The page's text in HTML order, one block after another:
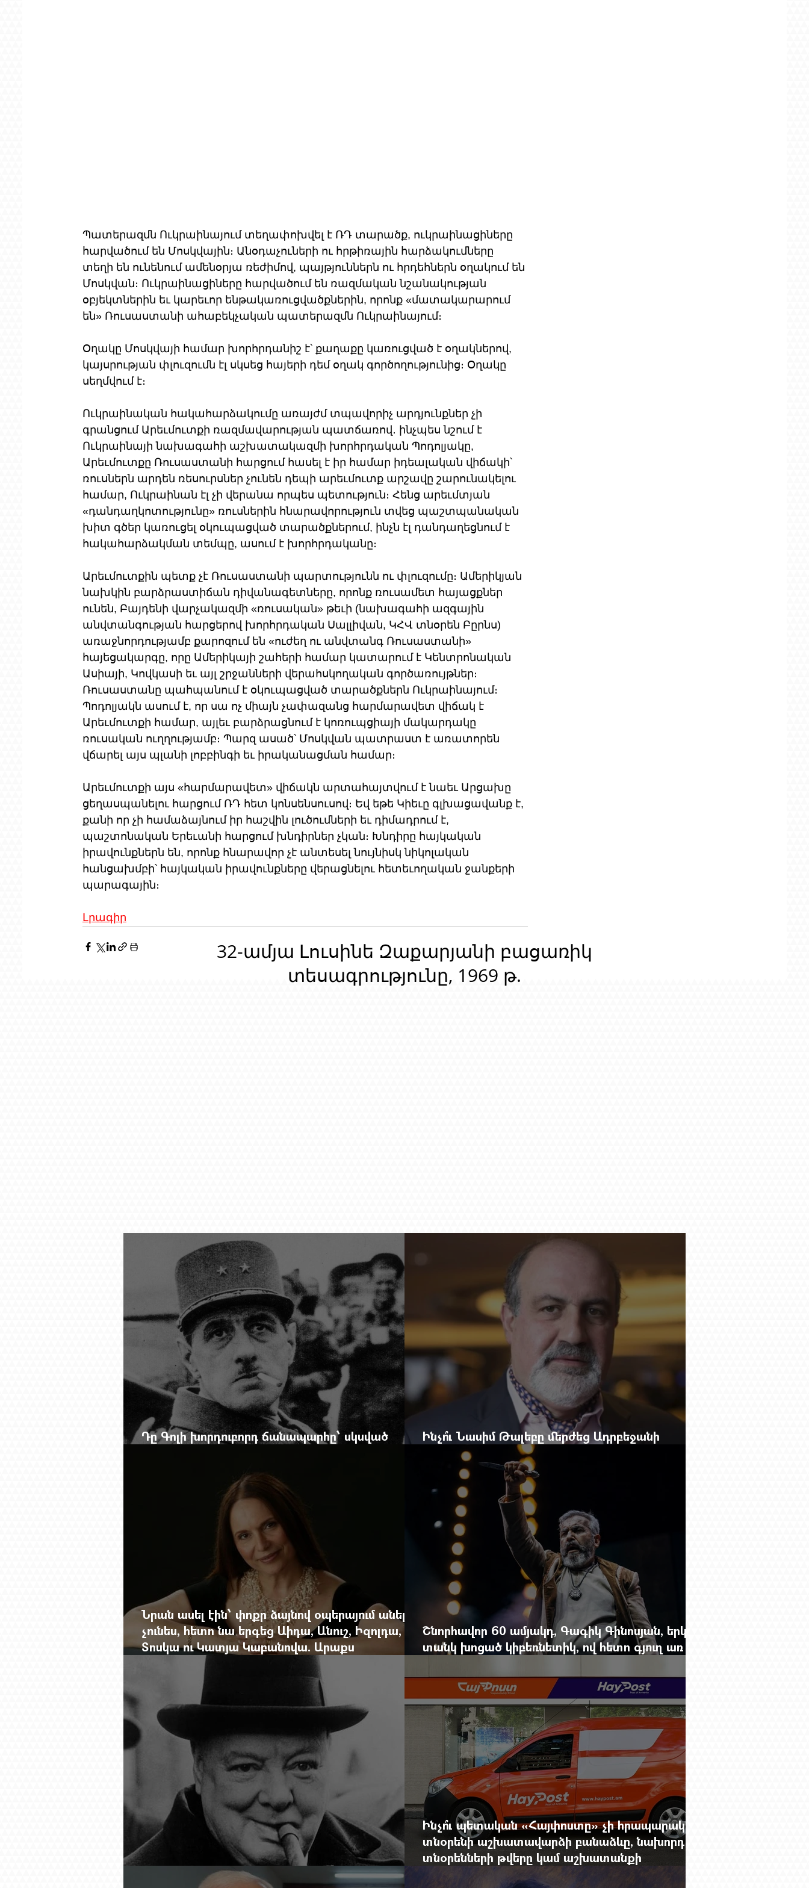
Պատերազմն Ուկրաինայում տեղափոխվել է ՌԴ տարածք, ուկրաինացիները
հարվածում են Մոսկվային։ Անօդաչուների ու հրթիռային հարձակումները
տեղի են ունենում ամենօրյա ռեժիմով, պայթյուններն ու հրդեհներն օղակում են
Մոսկվան։ Ուկրաինացիները հարվածում են ռազմական նշանակության
օբյեկտներին եւ կարեւոր ենթակառուցվածքներին, որոնք «մատակարարում
են» Ռուսաստանի ահաբեկչական պատերազմն Ուկրաինայում։
Օղակը Մոսկվայի համար խորհրդանիշ է՝ քաղաքը կառուցված է օղակներով,
կայսրության փլուզումն էլ սկսեց հայերի դեմ օղակ գործողությունից։ Օղակը
սեղմվում է։
Ուկրաինական հակահարձակումը առայժմ տպավորիչ արդյունքներ չի
գրանցում Արեւմուտքի ռազմավարության պատճառով․ ինչպես նշում է
Ուկրաինայի նախագահի աշխատակազմի խորհրդական Պոդոլյակը,
Արեւմուտքը Ռուսաստանի հարցում հասել է իր համար իդեալական վիճակի՝
ռուսներն արդեն ռեսուրսներ չունեն դեպի արեւմուտք արշավը շարունակելու
համար, Ուկրաինան էլ չի վերանա որպես պետություն։ Հենց արեւմտյան
«դանդաղկոտությունը» ռուսներին հնարավորություն տվեց պաշտպանական
խիտ գծեր կառուցել օկուպացված տարածքներում, ինչն էլ դանդաղեցնում է
հակահարձակման տեմպը, ասում է խորհրդականը։
Արեւմուտքին պետք չէ Ռուսաստանի պարտությունն ու փլուզումը։ Ամերիկյան
նախկին բարձրաստիճան դիվանագետները, որոնք ռուսամետ հայացքներ
ունեն, Բայդենի վարչակազմի «ռուսական» թեւի (նախագահի ազգային
անվտանգության հարցերով խորհրդական Սալլիվան, ԿՀՎ տնօրեն Բըրնս)
առաջնորդությամբ քարոզում են «ուժեղ ու անվտանգ Ռուսաստանի»
հայեցակարգը, որը Ամերիկայի շահերի համար կատարում է Կենտրոնական
Ասիայի, Կովկասի եւ այլ շրջանների վերահսկողական գործառույթներ։
Ռուսաստանը պահպանում է օկուպացված տարածքներն Ուկրաինայում։
Պոդոլյակն ասում է, որ սա ոչ միայն չափազանց հարմարավետ վիճակ է
Արեւմուտքի համար, այլեւ բարձրացնում է կոռուպցիայի մակարդակը
ռուսական ուղղությամբ։ Պարզ ասած՝ Մոսկվան պատրաստ է առատորեն
վճարել այս պլանի լոբբինգի եւ իրականացման համար։
Արեւմուտքի այս «հարմարավետ» վիճակն արտահայտվում է նաեւ Արցախը
ցեղասպանելու հարցում ՌԴ հետ կոնսենսուսով։ Եվ եթե Կիեւը գլխացավանք է,
քանի որ չի համաձայնում իր հաշվին լուծումների եւ դիմադրում է,
պաշտոնական Երեւանի հարցում խնդիրներ չկան։ Խնդիրը հայկական
իրավունքներն են, որոնք հնարավոր չէ անտեսել նույնիսկ նիկոլական
հանցախմբի՝ հայկական իրավունքները վերացնելու հետեւողական ջանքերի
պարագային։
Լրագիր
32-ամյա Լուսինե Զաքարյանի բացառիկ
տեսագրությունը, 1969 թ.
Դը Գոլի խորդուբորդ ճանապարհը՝ սկսված
Ինչո՞ւ Նասիմ Թալեբը մերժեց Ադրբեջանի
հրավերքը և պաշտպանեց Ռուբեն Վարդանյանին
Նրան ասել էին՝ փոքր ձայնով օպերայում անելիք
չունես, հետո նա երգեց Աիդա, Անուշ, Իզոլդա,
Տոսկա ու Կատյա Կաբանովա. Արաքս
Մանսուրյանը 80 տարեկան է
Շնորհավոր 60 ամյակդ, Գագիկ Գինոսյան, երկու
տանկ խոցած կիբեռնետիկ, ով հետո գյուղ առ
Չերչիլն ու հայերը
Ինչո՞ւ պետական «Հայփոստը» չի հրապարակում
տնօրենի աշխատավարձի բանաձևը, նախորդ
տնօրենների թվերը կամ աշխատանքի
արդյունքով վարձատրությունը փոխելու կանոնը